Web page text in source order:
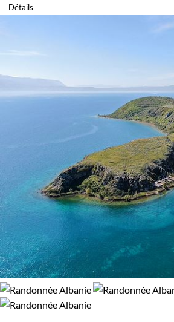
Détails